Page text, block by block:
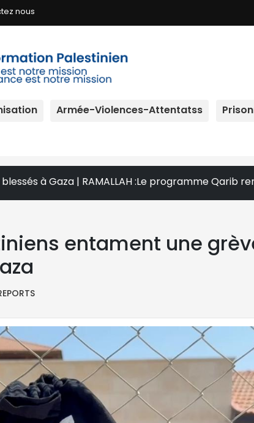
nous
Armée-Violences-Attentatss
:Le programme Qarib renforce les
entament une